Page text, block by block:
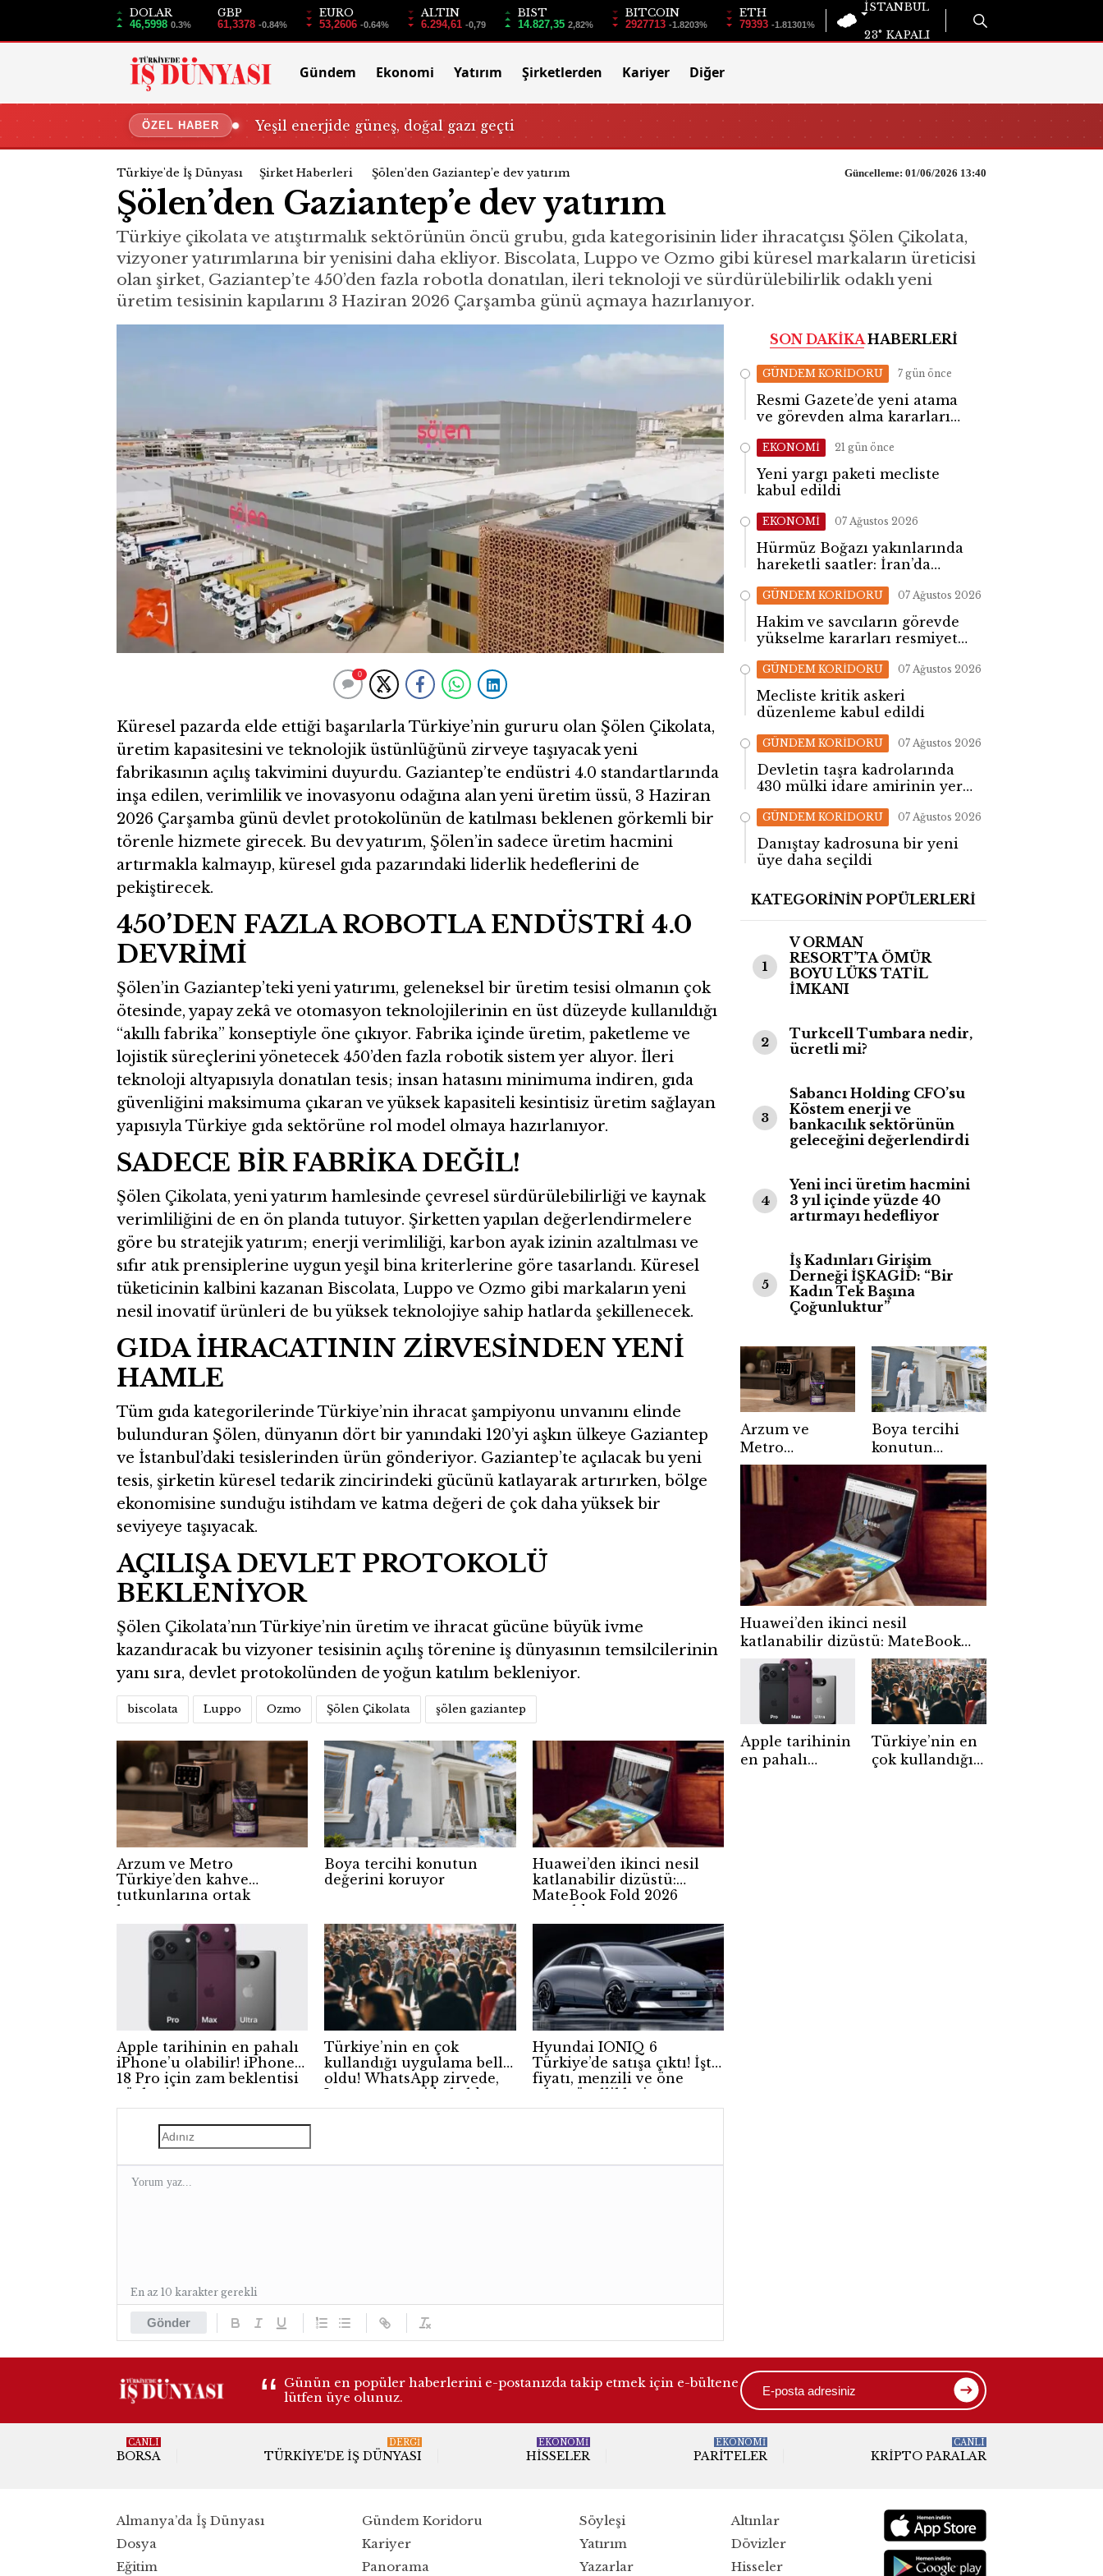
DOLAR
46,5998 0.3%
GBP
61,3378 -0.84%
EURO
53,2606 -0.64%
ALTIN
6.294,61 -0,79
BIST
14.827,35 2,82%
BITCOIN
2927713 -1.8203%
ETH
79393 -1.81301%
İSTANBUL
23° KAPALI
Gündem Ekonomi Yatırım Şirketlerden Kariyer Diğer
ÖZEL HABER Yeşil enerjide güneş, doğal gazı geçti
Türkiye'de İş Dünyası Şirket Haberleri Şölen’den Gaziantep’e dev yatırım Güncelleme: 01/06/2026 13:40
Şölen’den Gaziantep’e dev yatırım
Türkiye çikolata ve atıştırmalık sektörünün öncü grubu, gıda kategorisinin lider ihracatçısı Şölen Çikolata,
vizyoner yatırımlarına bir yenisini daha ekliyor. Biscolata, Luppo ve Ozmo gibi küresel markaların üreticisi
olan şirket, Gaziantep’te 450’den fazla robotla donatılan, ileri teknoloji ve sürdürülebilirlik odaklı yeni
üretim tesisinin kapılarını 3 Haziran 2026 Çarşamba günü açmaya hazırlanıyor.
0
Küresel pazarda elde ettiği başarılarla Türkiye’nin gururu olan Şölen Çikolata,
üretim kapasitesini ve teknolojik üstünlüğünü zirveye taşıyacak yeni
fabrikasının açılış takvimini duyurdu. Gaziantep’te endüstri 4.0 standartlarında
inşa edilen, verimlilik ve inovasyonu odağına alan yeni üretim üssü, 3 Haziran
2026 Çarşamba günü devlet protokolünün de katılması beklenen görkemli bir
törenle hizmete girecek. Bu dev yatırım, Şölen’in sadece üretim hacmini
artırmakla kalmayıp, küresel gıda pazarındaki liderlik hedeflerini de
pekiştirecek.
450’DEN FAZLA ROBOTLA ENDÜSTRİ 4.0
DEVRİMİ
Şölen’in Gaziantep’teki yeni yatırımı, geleneksel bir üretim tesisi olmanın çok
ötesinde, yapay zekâ ve otomasyon teknolojilerinin en üst düzeyde kullanıldığı
“akıllı fabrika” konseptiyle öne çıkıyor. Fabrika içinde üretim, paketleme ve
lojistik süreçlerini yönetecek 450’den fazla robotik sistem yer alıyor. İleri
teknoloji altyapısıyla donatılan tesis; insan hatasını minimuma indiren, gıda
güvenliğini maksimuma çıkaran ve yüksek kapasiteli kesintisiz üretim sağlayan
yapısıyla Türkiye gıda sektörüne rol model olmaya hazırlanıyor.
SADECE BİR FABRİKA DEĞİL!
Şölen Çikolata, yeni yatırım hamlesinde çevresel sürdürülebilirliği ve kaynak
verimliliğini de en ön planda tutuyor. Şirketten yapılan değerlendirmelere
göre bu stratejik yatırım; enerji verimliliği, karbon ayak izinin azaltılması ve
sıfır atık prensiplerine uygun yeşil bina kriterlerine göre tasarlandı. Küresel
tüketicinin kalbini kazanan Biscolata, Luppo ve Ozmo gibi markaların yeni
nesil inovatif ürünleri de bu yüksek teknolojiye sahip hatlarda şekillenecek.
GIDA İHRACATININ ZİRVESİNDEN YENİ
HAMLE
Tüm gıda kategorilerinde Türkiye’nin ihracat şampiyonu unvanını elinde
bulunduran Şölen, dünyanın dört bir yanındaki 120’yi aşkın ülkeye Gaziantep
ve İstanbul’daki tesislerinden ürün gönderiyor. Gaziantep’te açılacak bu yeni
tesis, şirketin küresel tedarik zincirindeki gücünü katlayarak artırırken, bölge
ekonomisine sunduğu istihdam ve katma değeri de çok daha yüksek bir
seviyeye taşıyacak.
AÇILIŞA DEVLET PROTOKOLÜ
BEKLENİYOR
Şölen Çikolata’nın Türkiye’nin üretim ve ihracat gücüne büyük ivme
kazandıracak bu vizyoner tesisinin açılış törenine iş dünyasının temsilcilerinin
yanı sıra, devlet protokolünden de yoğun katılım bekleniyor.
biscolata Luppo Ozmo Şölen Çikolata şölen gaziantep
Arzum ve Metro
Türkiye’den kahve
tutkunlarına ortak
kampanya
Boya tercihi konutun
değerini koruyor
Huawei’den ikinci nesil
katlanabilir dizüstü:
MateBook Fold 2026
tanıtıldı
Apple tarihinin en pahalı
iPhone’u olabilir! iPhone
18 Pro için zam beklentisi
güçleniyor
Türkiye’nin en çok
kullandığı uygulama belli
oldu! WhatsApp zirvede,
Instagram geride kaldı
Hyundai IONIQ 6
Türkiye’de satışa çıktı! İşte
fiyatı, menzili ve öne
çıkan özellikleri
Gönder
En az 10 karakter gerekli
SON DAKİKAHABERLERİ
GÜNDEM KORİDORU 7 gün önce
Resmi Gazete’de yeni atama
ve görevden alma kararları
EKONOMİ 21 gün önce
Yeni yargı paketi mecliste
kabul edildi
EKONOMİ 07 Ağustos 2026
Hürmüz Boğazı yakınlarında
hareketli saatler: İran’da
GÜNDEM KORİDORU 07 Ağustos 2026
Hakim ve savcıların görevde
yükselme kararları resmiyet
GÜNDEM KORİDORU 07 Ağustos 2026
Mecliste kritik askeri
düzenleme kabul edildi
GÜNDEM KORİDORU 07 Ağustos 2026
Devletin taşra kadrolarında
430 mülki idare amirinin yeri
GÜNDEM KORİDORU 07 Ağustos 2026
Danıştay kadrosuna bir yeni
üye daha seçildi
KATEGORİNİN POPÜLERLERİ
1
V ORMAN
RESORT’TA ÖMÜR
BOYU LÜKS TATİL
İMKANI
2
Turkcell Tumbara nedir,
ücretli mi?
3
Sabancı Holding CFO’su
Köstem enerji ve
bankacılık sektörünün
geleceğini değerlendirdi
4
Yeni inci üretim hacmini
3 yıl içinde yüzde 40
artırmayı hedefliyor
5
İş Kadınları Girişim
Derneği İŞKAGİD: “Bir
Kadın Tek Başına
Çoğunluktur”
Arzum ve
Metro
Türkiye’den
kahve
tutkunlarına
Boya tercihi
konutun
değerini
koruyor
Huawei’den ikinci nesil
katlanabilir dizüstü: MateBook
Fold 2026 tanıtıldı
Apple tarihinin
en pahalı
Türkiye’nin en
çok kullandığı
Günün en popüler haberlerini e-postanızda takip etmek için e-bültene
lütfen üye olunuz.
BORSA
CANLI
TÜRKIYE'DE İŞ DÜNYASI
DERGI
HISSELER
EKONOMİ
PARITELER
EKONOMİ
KRIPTO PARALAR
CANLI
Almanya’da İş Dünyası
Dosya
Eğitim
Gündem Koridoru
Kariyer
Panorama
Söyleşi
Yatırım
Yazarlar
Altınlar
Dövizler
Hisseler